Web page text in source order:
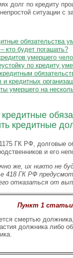
долг по кредиту
ситуации с
обязательства
кто будет погашать?
умершего
по кредиту
кредитных
умершего на
кредитные
ГК РФ, долговые
и его
же, их никто не
418 ГК РФ
отказаться от
Пункт 1
смертью
должника либо